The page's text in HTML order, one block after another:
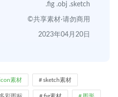
.fig .obj .sketch
©共享素材·请勿商用
2023年04月20日
素材 sketch素材